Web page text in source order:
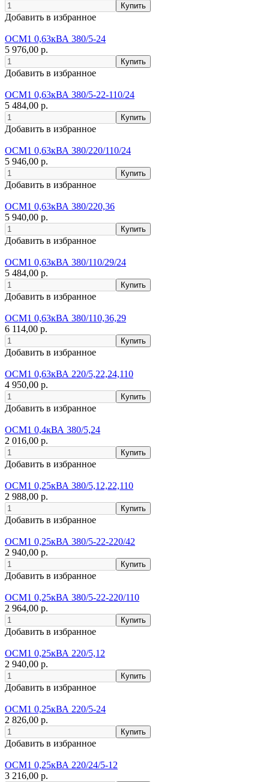
Добавить в избранное
ОСМ1 0,63кВА 380/5-24
5 976,00 р.
Добавить в избранное
ОСМ1 0,63кВА 380/5-22-110/24
5 484,00 р.
Добавить в избранное
ОСМ1 0,63кВА 380/220/110/24
5 946,00 р.
Добавить в избранное
ОСМ1 0,63кВА 380/220,36
5 940,00 р.
Добавить в избранное
ОСМ1 0,63кВА 380/110/29/24
5 484,00 р.
Добавить в избранное
ОСМ1 0,63кВА 380/110,36,29
6 114,00 р.
Добавить в избранное
ОСМ1 0,63кВА 220/5,22,24,110
4 950,00 р.
Добавить в избранное
ОСМ1 0,4кВА 380/5,24
2 016,00 р.
Добавить в избранное
ОСМ1 0,25кВА 380/5,12,22,110
2 988,00 р.
Добавить в избранное
ОСМ1 0,25кВА 380/5-22-220/42
2 940,00 р.
Добавить в избранное
ОСМ1 0,25кВА 380/5-22-220/110
2 964,00 р.
Добавить в избранное
ОСМ1 0,25кВА 220/5,12
2 940,00 р.
Добавить в избранное
ОСМ1 0,25кВА 220/5-24
2 826,00 р.
Добавить в избранное
ОСМ1 0,25кВА 220/24/5-12
3 216,00 р.